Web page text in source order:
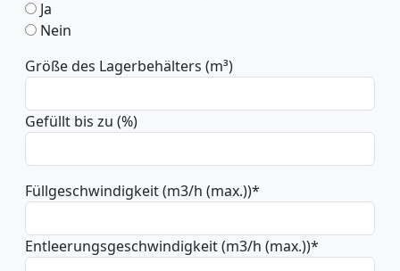
Ja
Nein
Größe des Lagerbehälters (m³)
Gefüllt bis zu (%)
Füllgeschwindigkeit (m3/h (max.))*
Entleerungsgeschwindigkeit (m3/h (max.))*